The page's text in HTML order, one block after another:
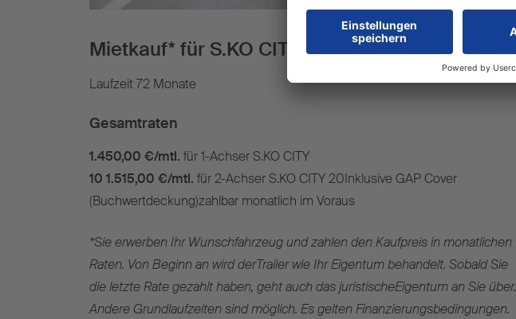
Mietkauf* für S.KO CITY
Laufzeit 72 Monate
Gesamtraten
1.450,00 €/mtl. für 1-Achser S.KO CITY
10 1.515,00 €/mtl. für 2-Achser S.KO CITY 20Inklusive GAP Cover
(Buchwertdeckung)zahlbar monatlich im Voraus
*Sie erwerben Ihr Wunschfahrzeug und zahlen den Kaufpreis in monatlichen
Raten. Von Beginn an wird derTrailer wie Ihr Eigentum behandelt. Sobald Sie
die letzte Rate gezahlt haben, geht auch das juristischeEigentum an Sie über.
Andere Grundlaufzeiten sind möglich. Es gelten Finanzierungsbedingungen.